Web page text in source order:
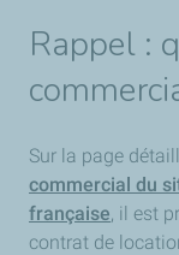
Rappel :
Sur la page
commercial du
française, il est
contrat de